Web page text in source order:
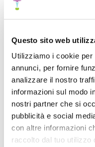
Questo sito web
Utilizziamo i cookie
annunci, per fornire
analizzare il nostro
informazioni sul modo
nostri partner che si
pubblicità e social
con altre informazioni
raccolto dal tuo utilizzo
(FEEL): un
il ciclo dello
trauma
Riassunto >